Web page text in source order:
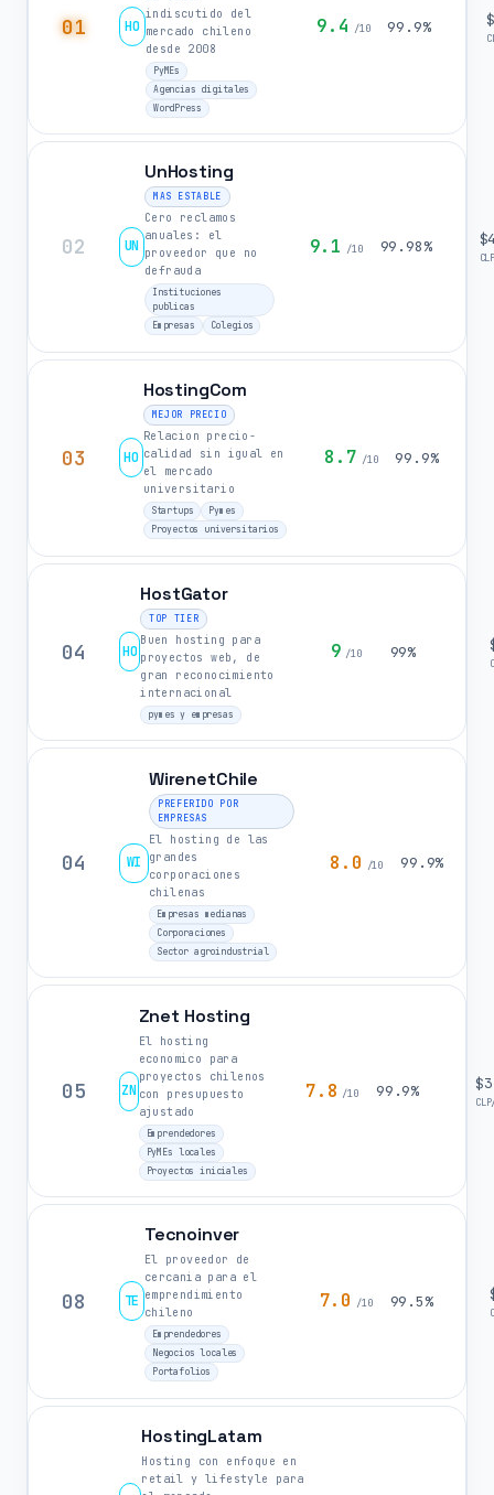
01 HO
indiscutido del
mercado chileno
desde 2008
PyMEs
Agencias digitales
WordPress
9.4 /10 99.9%
02 UN
UnHosting
MAS ESTABLE
Cero reclamos
anuales: el
proveedor que no
defrauda
Instituciones
publicas
Empresas
Colegios
9.1 /10 99.98%
03 HO
HostingCom
MEJOR PRECIO
Relacion precio-
calidad sin igual en
el mercado
universitario
Startups
Pymes
Proyectos universitarios
8.7 /10 99.9%
04 HO
HostGator
TOP TIER
Buen hosting para
proyectos web, de
gran reconocimiento
internacional
pymes y empresas
9 /10 99%
04 WI
WirenetChile
PREFERIDO POR
EMPRESAS
El hosting de las
grandes
corporaciones
chilenas
Empresas medianas
Corporaciones
Sector agroindustrial
8.0 /10 99.9%
05 ZN
Znet Hosting
El hosting
economico para
proyectos chilenos
con presupuesto
ajustado
Emprendedores
PyMEs locales
Proyectos iniciales
7.8 /10 99.9%
08 TE
Tecnoinver
El proveedor de
cercania para el
emprendimiento
chileno
Emprendedores
Negocios locales
Portafolios
7.0 /10 99.5%
HostingLatam
Hosting con enfoque en
retail y lifestyle para